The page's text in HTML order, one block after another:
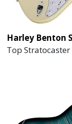
Harley Benton
Top Stratocaster